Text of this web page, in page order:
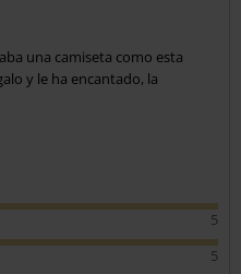
una camiseta como esta
y le ha encantado, la
5
5